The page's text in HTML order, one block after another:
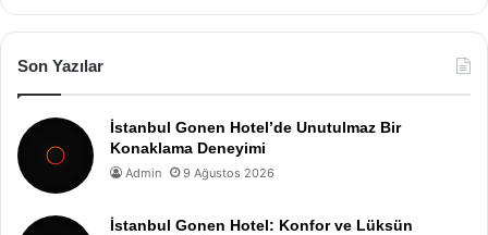
Son Yazılar
İstanbul Gonen Hotel’de Unutulmaz Bir
Konaklama Deneyimi
Admin 9 Ağustos 2026
İstanbul Gonen Hotel: Konfor ve Lüksün